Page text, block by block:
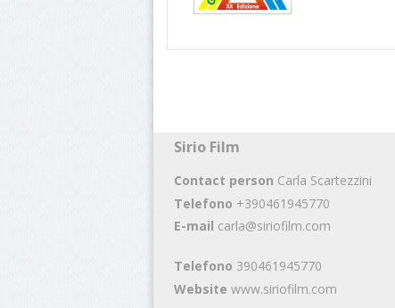
Sirio Film
Contact person Carla Scartezzini
Telefono +390461945770
E-mail carla@siriofilm.com
Telefono 390461945770
Website www.siriofilm.com